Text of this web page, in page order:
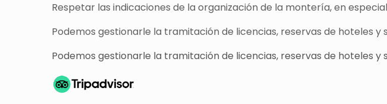
Respetar las indicaciones de la organización de la montería, en
Podemos gestionarle la tramitación de licencias, reservas de hoteles y
Podemos gestionarle la tramitación de licencias, reservas de hoteles y